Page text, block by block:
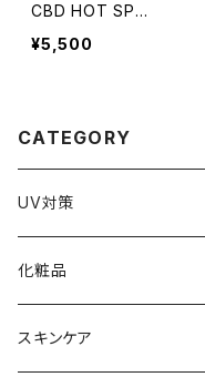
CBD HOT SPA
（重炭酸入浴料）
30錠入
¥5,500
CATEGORY
UV対策
化粧品
化粧下地
スキンケア